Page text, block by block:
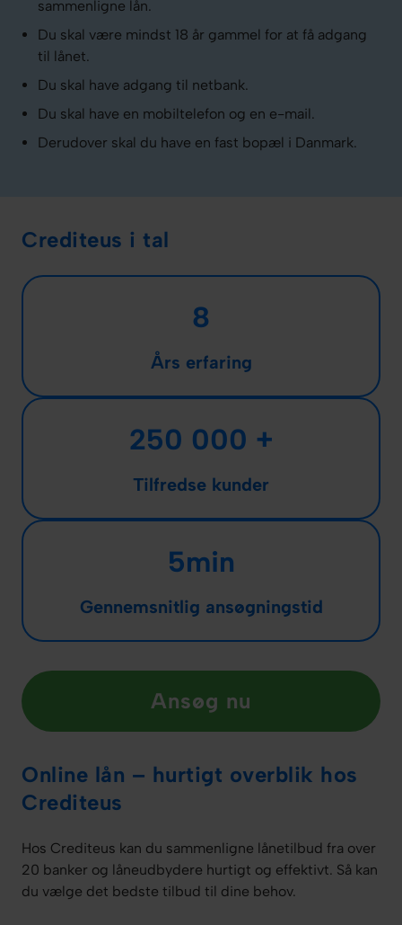
sammenligne lån.
Du skal være mindst 18 år gammel for at få adgang
til lånet.
Du skal have adgang til netbank.
Du skal have en mobiltelefon og en e-mail.
Derudover skal du have en fast bopæl i Danmark.
Crediteus i tal
8
Års erfaring
250 000 +
Tilfredse kunder
5min
Gennemsnitlig ansøgningstid
Ansøg nu
Online lån – hurtigt overblik hos
Crediteus
Hos Crediteus kan du sammenligne lånetilbud fra over
20 banker og låneudbydere hurtigt og effektivt. Så kan
du vælge det bedste tilbud til dine behov.